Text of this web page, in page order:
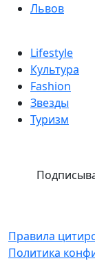
Львов
Lifestyle
Культура
Fashion
Звезды
Туризм
Правила
Политика